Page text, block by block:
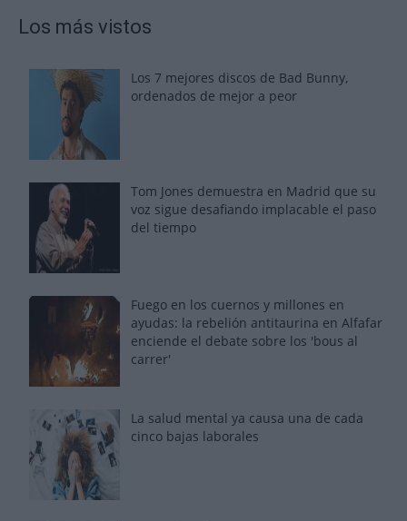
Los más vistos
Los 7 mejores discos de Bad Bunny,
ordenados de mejor a peor
Tom Jones demuestra en Madrid que su
voz sigue desafiando implacable el paso
del tiempo
Fuego en los cuernos y millones en
ayudas: la rebelión antitaurina en Alfafar
enciende el debate sobre los 'bous al
carrer'
La salud mental ya causa una de cada
cinco bajas laborales